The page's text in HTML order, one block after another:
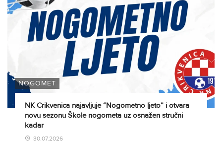
NOGOMET
NK Crikvenica najavljuje “Nogometno ljeto” i otvara
novu sezonu Škole nogometa uz osnažen stručni
kadar
30.07.2026